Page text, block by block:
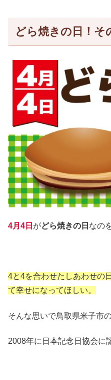
どら焼きの日！そ
4月4日 がどら焼きの日 なの
4と4を合わせたしあわせの
て幸せになってほしい。
そんな思いで鳥取県米子市
2008年に日本記念日協会に